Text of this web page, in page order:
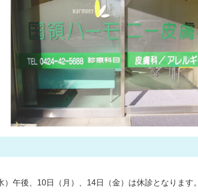
午後、10日（月）、14日（金）は休診となります。